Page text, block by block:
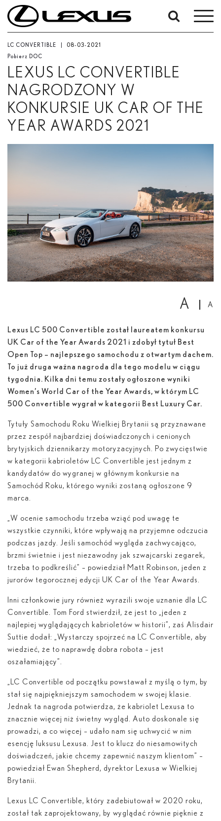
LC CONVERTIBLE 08-03-2021
Pobierz DOC
LEXUS LC CONVERTIBLE
NAGRODZONY W
KONKURSIE UK CAR OF THE
YEAR AWARDS 2021
A A
Lexus LC 500 Convertible został laureatem konkursu
UK Car of the Year Awards 2021 i zdobył tytuł Best
Open Top – najlepszego samochodu z otwartym dachem.
To już druga ważna nagroda dla tego modelu w ciągu
tygodnia. Kilka dni temu zostały ogłoszone wyniki
Women’s World Car of the Year Awards, w którym LC
500 Convertible wygrał w kategorii Best Luxury Car.
Tytuły Samochodu Roku Wielkiej Brytanii są przyznawane
przez zespół najbardziej doświadczonych i cenionych
brytyjskich dziennikarzy motoryzacyjnych. Po zwycięstwie
w kategorii kabrioletów LC Convertible jest jednym z
kandydatów do wygranej w głównym konkursie na
Samochód Roku, którego wyniki zostaną ogłoszone 9
marca.
„W ocenie samochodu trzeba wziąć pod uwagę te
wszystkie czynniki, które wpływają na przyjemne odczucia
podczas jazdy. Jeśli samochód wygląda zachwycająco,
brzmi świetnie i jest niezawodny jak szwajcarski zegarek,
trzeba to podkreślić” – powiedział Matt Robinson, jeden z
jurorów tegorocznej edycji UK Car of the Year Awards.
Inni członkowie jury również wyrazili swoje uznanie dla LC
Convertible. Tom Ford stwierdził, że jest to „jeden z
najlepiej wyglądających kabrioletów w historii”, zaś Alisdair
Suttie dodał: „Wystarczy spojrzeć na LC Convertible, aby
wiedzieć, że to naprawdę dobra robota – jest
oszałamiający”.
„LC Convertible od początku powstawał z myślą o tym, by
stał się najpiękniejszym samochodem w swojej klasie.
Jednak ta nagroda potwierdza, że kabriolet Lexusa to
znacznie więcej niż świetny wygląd. Auto doskonale się
prowadzi, a co więcej – udało nam się uchwycić w nim
esencję luksusu Lexusa. Jest to klucz do niesamowitych
doświadczeń, jakie chcemy zapewnić naszym klientom” –
powiedział Ewan Shepherd, dyrektor Lexusa w Wielkiej
Brytanii.
Lexus LC Convertible, który zadebiutował w 2020 roku,
został tak zaprojektowany, by wyglądać równie pięknie z
W
okresie
Od
-
Do
Data rozpoczęcia
Zakończ